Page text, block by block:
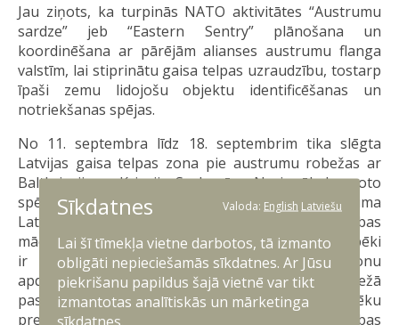
Jau ziņots, ka turpinās NATO aktivitātes “Austrumu
sardze” jeb “Eastern Sentry” plānošana un
koordinēšana ar pārējām alianses austrumu flanga
valstīm, lai stiprinātu gaisa telpas uzraudzību, tostarp
īpaši zemu lidojošu objektu identificēšanas un
notriekšanas spējas.
No 11. septembra līdz 18. septembrim tika slēgta
Latvijas gaisa telpas zona pie austrumu robežas ar
Baltkrieviju un Krieviju. Saskaņā ar Nacionālo bruņoto
spēku izvērtējumu tūlītēja militāra apdraudējuma
Latvijai nav, taču visaptverošas valsts aizsardzības
mācību “Namejs 2025” laikā Nacionālie bruņotie spēki
ir paaugstinātā gatavībā. Lai mazinātu dronu
apdraudējumu, Latvijas austrumu pierobežā
pastāvīgā dežūrā atrodas Nacionālo bruņoto spēku
pretgaisa aizsardzības vienības, lai vajadzības
Sīkdatnes Valoda: English Latviešu
Lai šī tīmekļa vietne darbotos, tā izmanto
obligāti nepieciešamās sīkdatnes. Ar Jūsu
piekrišanu papildus šajā vietnē var tikt
izmantotas analītiskās un mārketinga
sīkdatnes.